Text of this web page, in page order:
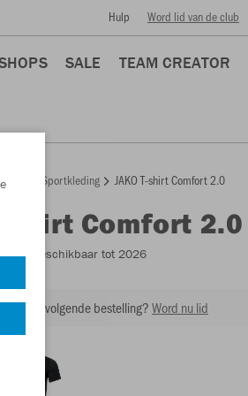
Hulp Word lid van de club
SALE TEAM CREATOR
Sportkleding JAKO T-shirt Comfort 2.0
T-shirt Comfort 2.0
- Beschikbaar tot 2026
op je volgende bestelling?Word nu lid